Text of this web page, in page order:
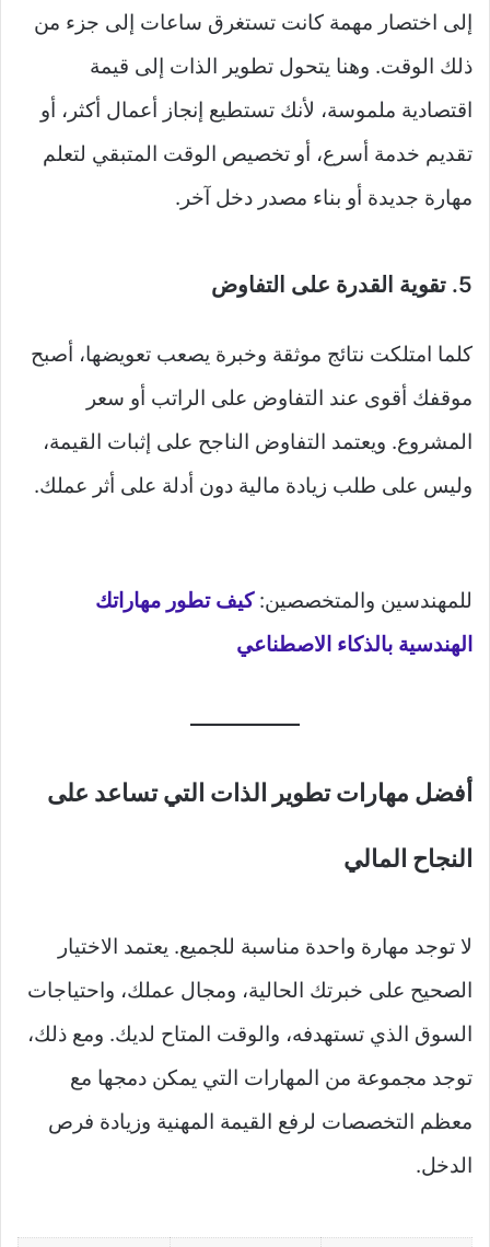
إلى اختصار مهمة كانت تستغرق ساعات إلى جزء من
ذلك الوقت. وهنا يتحول تطوير الذات إلى قيمة
اقتصادية ملموسة، لأنك تستطيع إنجاز أعمال أكثر، أو
تقديم خدمة أسرع، أو تخصيص الوقت المتبقي لتعلم
مهارة جديدة أو بناء مصدر دخل آخر.
5. تقوية القدرة على التفاوض
كلما امتلكت نتائج موثقة وخبرة يصعب تعويضها، أصبح
موقفك أقوى عند التفاوض على الراتب أو سعر
المشروع. ويعتمد التفاوض الناجح على إثبات القيمة،
وليس على طلب زيادة مالية دون أدلة على أثر عملك.
للمهندسين والمتخصصين:كيف تطور مهاراتك
الهندسية بالذكاء الاصطناعي
أفضل مهارات تطوير الذات التي تساعد على
النجاح المالي
لا توجد مهارة واحدة مناسبة للجميع. يعتمد الاختيار
الصحيح على خبرتك الحالية، ومجال عملك، واحتياجات
السوق الذي تستهدفه، والوقت المتاح لديك. ومع ذلك،
توجد مجموعة من المهارات التي يمكن دمجها مع
معظم التخصصات لرفع القيمة المهنية وزيادة فرص
الدخل.